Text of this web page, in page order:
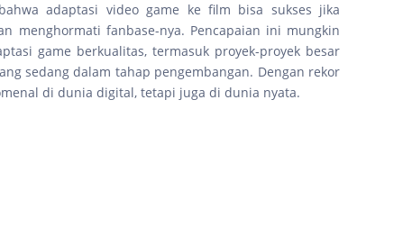
adaptasi video game ke film bisa sukses jika
menghormati fanbase-nya. Pencapaian ini mungkin
game berkualitas, termasuk proyek-proyek besar
sedang dalam tahap pengembangan. Dengan rekor
di dunia digital, tetapi juga di dunia nyata.